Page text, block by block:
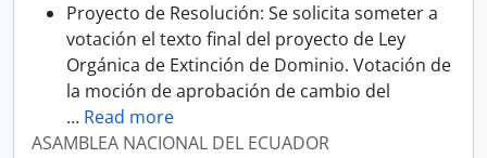
Proyecto de Resolución: Se solicita someter a
votación el texto final del proyecto de Ley
Orgánica de Extinción de Dominio. Votación de
la moción de aprobación de cambio del
… Read more
ASAMBLEA NACIONAL DEL ECUADOR